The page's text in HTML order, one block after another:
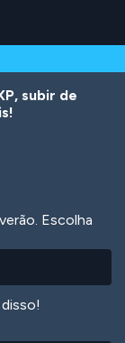
subir de
Escolha